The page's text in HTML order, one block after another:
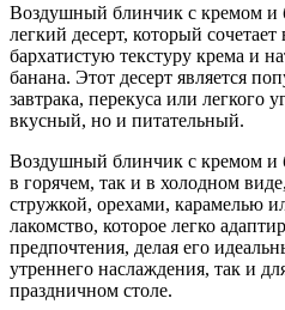
Воздушный блинчик с кремом
легкий десерт, который сочетает
бархатистую текстуру крема и
банана. Этот десерт является
завтрака, перекуса или легкого
вкусный, но и питательный.
Воздушный блинчик с кремом и
в горячем, так и в холодном
стружкой, орехами, карамелью
лакомство, которое легко
предпочтения, делая его
утреннего наслаждения, так и
праздничном столе.